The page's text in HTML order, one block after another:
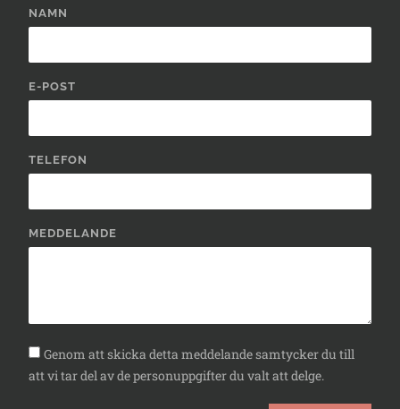
NAMN
E-POST
TELEFON
MEDDELANDE
Genom att skicka detta meddelande samtycker du till
att vi tar del av de personuppgifter du valt att delge.